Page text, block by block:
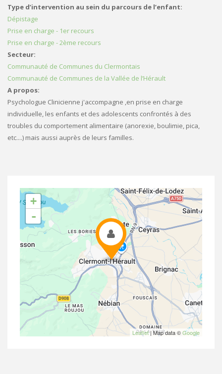
Type d’intervention au sein du parcours de l’enfant:
Dépistage
Prise en charge - 1er recours
Prise en charge - 2ème recours
Secteur:
Communauté de Communes du Clermontais
Communauté de Communes de la Vallée de l’Hérault
A propos:
Psychologue Clinicienne j'accompagne ,en prise en charge
individuelle, les enfants et des adolescents confrontés à des
troubles du comportement alimentaire (anorexie, boulimie, pica,
etc....) mais aussi auprès de leurs familles.
+
-
Leaflet| Map data ©Google